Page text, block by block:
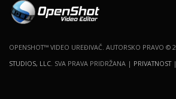
OPENSHOT™ VIDEO UREĐIVAČ. AUTORSKO PRAVO ©
STUDIOS, LLC. SVA PRAVA PRIDRŽANA | PRIVATNOST|